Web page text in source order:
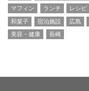
マフィン
ランチ レシピ
和菓子
宿泊施設 広島
美容・健康
長崎